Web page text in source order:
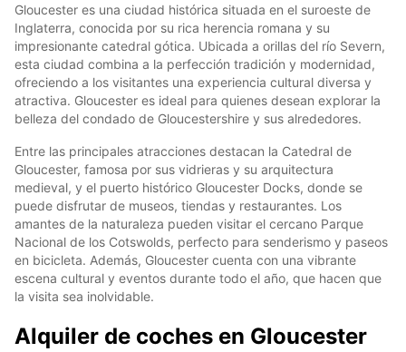
Gloucester es una ciudad histórica situada en el suroeste de
Inglaterra, conocida por su rica herencia romana y su
impresionante catedral gótica. Ubicada a orillas del río Severn,
esta ciudad combina a la perfección tradición y modernidad,
ofreciendo a los visitantes una experiencia cultural diversa y
atractiva. Gloucester es ideal para quienes desean explorar la
belleza del condado de Gloucestershire y sus alrededores.
Entre las principales atracciones destacan la Catedral de
Gloucester, famosa por sus vidrieras y su arquitectura
medieval, y el puerto histórico Gloucester Docks, donde se
puede disfrutar de museos, tiendas y restaurantes. Los
amantes de la naturaleza pueden visitar el cercano Parque
Nacional de los Cotswolds, perfecto para senderismo y paseos
en bicicleta. Además, Gloucester cuenta con una vibrante
escena cultural y eventos durante todo el año, que hacen que
la visita sea inolvidable.
Alquiler de coches en Gloucester